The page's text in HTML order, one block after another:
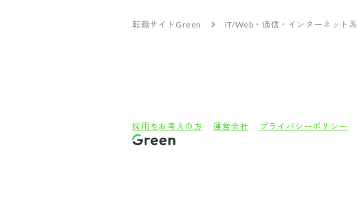
転職サイトGreen IT/Web・通信・インターネット系
採用をお考えの方 運営会社 プライバシーポリシー